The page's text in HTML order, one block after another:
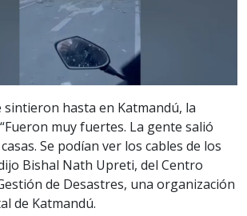
sintieron hasta en Katmandú, la
muy fuertes. La gente salió
Se podían ver los cables de los
Bishal Nath Upreti, del Centro
de Desastres, una organización
de Katmandú.